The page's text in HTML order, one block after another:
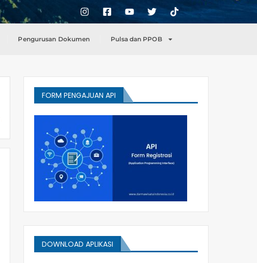
Pengurusan Dokumen Pulsa dan PPOB
FORM PENGAJUAN API
DOWNLOAD APLIKASI